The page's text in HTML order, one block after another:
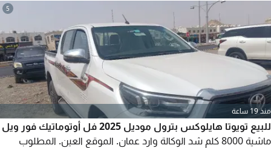
5
منذ 19 ساعة
للبيع تويوتا هايلوكس بترول موديل 2025 فل أوتوماتيك فور ويل
ماشية 8000 كلم شد الوكالة وارد عمان. الموقع العين. المطلوب